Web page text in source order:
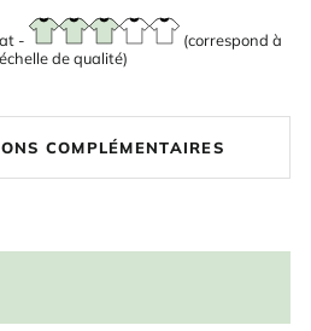
-
(correspond à
de qualité)
COMPLÉMENTAIRES